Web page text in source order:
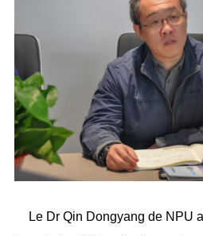
Le Dr Qin Dongyang de NPU